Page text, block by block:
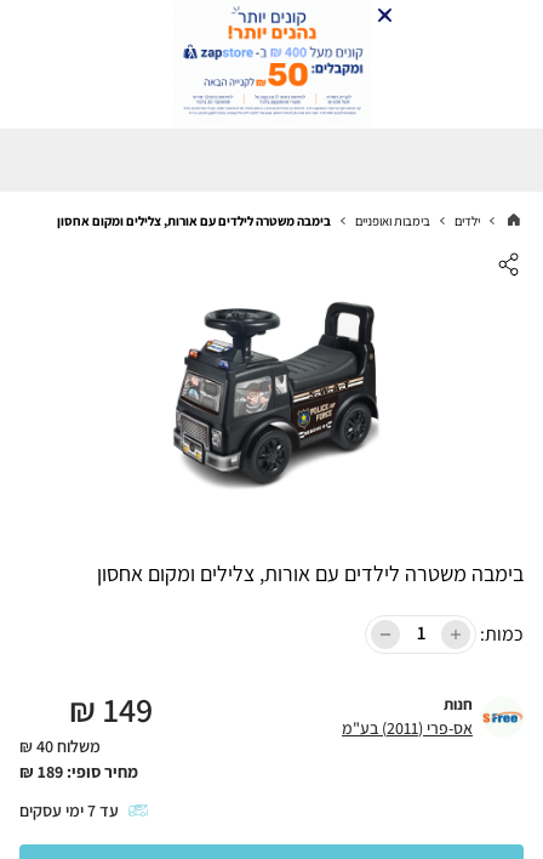
ילדים בימבות ואופניים בימבה משטרה לילדים עם אורות, צלילים ומקום אחסון
בימבה משטרה לילדים עם אורות, צלילים ומקום אחסון
כמות:
חנות
אס-פרי (2011) בע"מ 149
₪
משלוח 40 ₪
מחיר סופי: 189
₪
עד7ימי עסקים